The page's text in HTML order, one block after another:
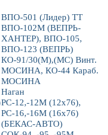
ВПО-501 (Лидер) ТТ
ВПО-102М (ВЕПРЬ-
ХАНТЕР), ВПО-105,
ВПО-123 (ВЕПРЬ)
КО-91/30(М),(МС) Винт.
МОСИНА, КО-44 Караб.
МОСИНА
Наган
РС-12,-12М (12х76),
РС-16,-16М (16х76)
(БЕКАС-АВТО)